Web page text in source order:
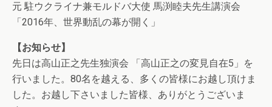
元 駐ウクライナ兼モルドバ大使 馬渕睦夫先生講演会
「2016年、世界動乱の幕が開く」
【お知らせ】
先日は高山正之先生独演会 「高山正之の変見自在5」を
行いました。80名を越える、多くの皆様にお越し頂けま
した。お越し下さいました皆様、ありがとうございま